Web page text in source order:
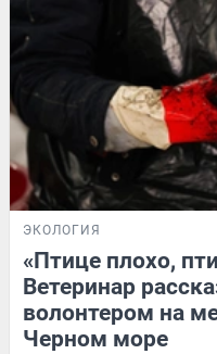
ЭКОЛОГИЯ
«Птице плохо,
Ветеринар
волонтером на
Черном море